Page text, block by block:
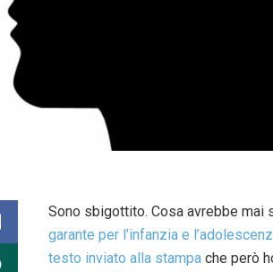
Sono sbigottito. Cosa avrebbe mai
garante per l’infanzia e
testo inviato alla stampa che però